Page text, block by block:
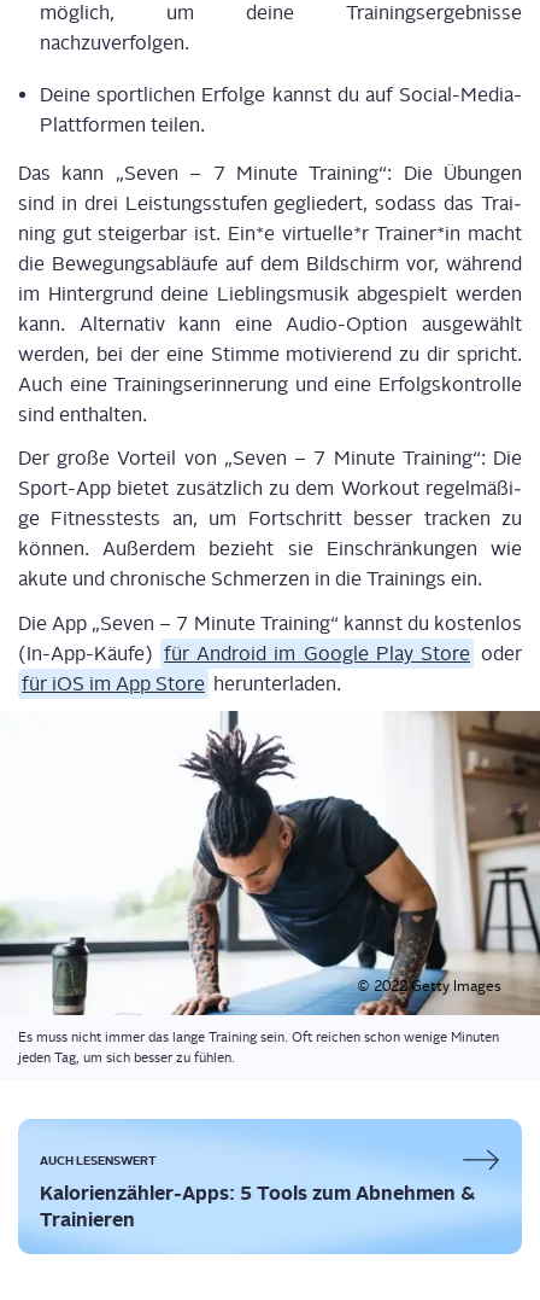
mög­lich, um dei­ne Trai­nings­er­geb­nis­se
nachzuverfolgen.
Dei­ne sport­li­chen Erfol­ge kannst du auf Social-Media-
Platt­for­men teilen.
Das kann „Seven – 7 Minu­te Trai­ning“: Die Übun­gen
sind in drei Leis­tungs­stu­fen geglie­dert, sodass das Trai­
ning gut stei­ger­bar ist. Ein*e virtuelle*r Trainer*in macht
die Bewe­gungs­ab­läu­fe auf dem Bild­schirm vor, wäh­rend
im Hin­ter­grund dei­ne Lieb­lings­mu­sik abge­spielt wer­den
kann. Alter­na­tiv kann eine Audio-Opti­on aus­ge­wählt
wer­den, bei der eine Stim­me moti­vie­rend zu dir spricht.
Auch eine Trai­nings­er­in­ne­rung und eine Erfolgs­kon­trol­le
sind enthalten.
Der gro­ße Vor­teil von „Seven – 7 Minu­te Trai­ning“: Die
Sport-App bie­tet zusätz­lich zu dem Work­out regel­mä­ßi­
ge Fit­ness­tests an, um Fort­schritt bes­ser tra­cken zu
kön­nen.Außer­dem bezieht sie Ein­schrän­kun­gen wie
aku­te und chro­ni­sche Schmer­zen in die Trai­nings ein.
Die App „Seven – 7 Minu­te Trai­ning“ kannst du kos­ten­los
(In-App-Käu­fe) für Android im Goog­le Play Store oder
für iOS im App Store herunterladen.
© 2022 Get­ty Images
Es muss nicht immer das lan­ge Trai­ning sein. Oft rei­chen schon weni­ge Minu­ten
jeden Tag, um sich bes­ser zu fühlen.
AUCH LESENSWERT
Kalo­rien­zäh­ler-Apps: 5 Tools zum Abneh­men &
Trainieren